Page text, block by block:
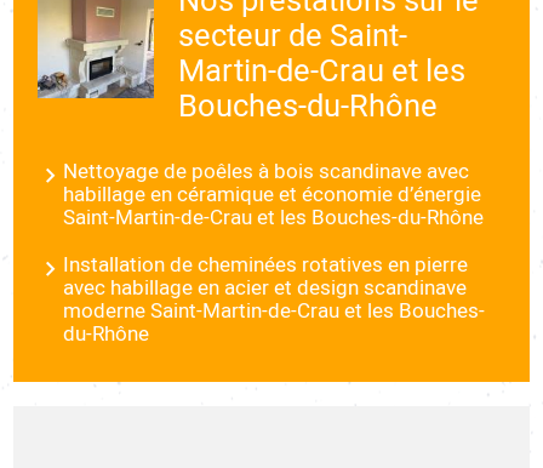
secteur de Saint-
Martin-de-Crau et les
Bouches-du-Rhône
Nettoyage de poêles à bois scandinave avec
habillage en céramique et économie d’énergie
Saint-Martin-de-Crau et les Bouches-du-Rhône
Installation de cheminées rotatives en pierre
avec habillage en acier et design scandinave
moderne Saint-Martin-de-Crau et les Bouches-
du-Rhône